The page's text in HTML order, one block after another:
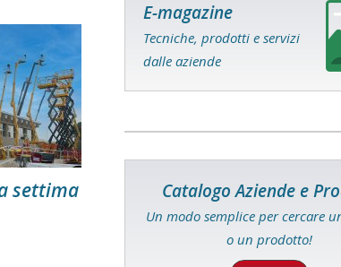
settima
E-magazine
Tecniche, prodotti e servizi
dalle aziende
Catalogo Aziende e
Un modo semplice per cercare
o un prodotto!